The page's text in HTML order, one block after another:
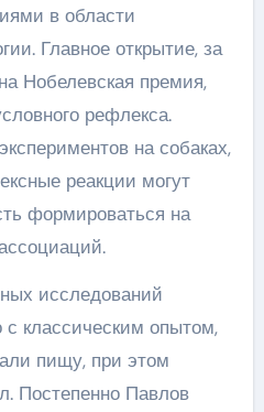
в области
Главное открытие, за
Нобелевская премия,
рефлекса.
на собаках,
реакции могут
формироваться на
исследований
классическим опытом,
пищу, при этом
Постепенно Павлов